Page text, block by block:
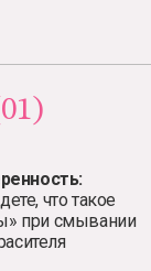
что такое
при смывании